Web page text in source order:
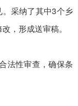
采纳了其中3个乡
，形成送审稿。
性审查，确保条